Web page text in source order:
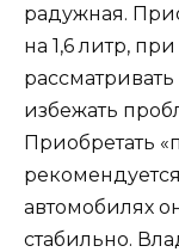
радужная.
на 1,6 литр,
избежать
Приобретать
автомобилях
стабильно.